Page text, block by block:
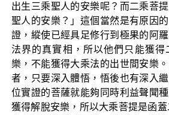
出生三乘聖人的安樂呢？而二乘菩
聖人的安樂？」這個當然是有原因
證，縱使已經具足修行到極果的阿
法界的真實相，所以他們只能獲得
樂，不能獲得大乘法的出世間安樂
者，只要深入體悟，悟後也有深入
位實證的菩薩就能夠同時利益聲聞
獲得解脫安樂，所以大乘菩提是函